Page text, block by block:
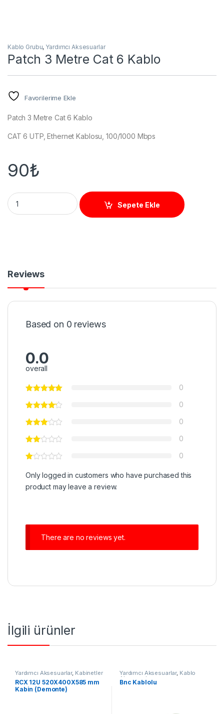
Kablo Grubu, Yardımcı Aksesuarlar
Patch 3 Metre Cat 6 Kablo
Favorilerime Ekle
Patch 3 Metre Cat 6 Kablo
CAT 6 UTP, Ethernet Kablosu, 100/1000 Mbps
90₺
Patch 3 Metre Cat 6 Kablo quantity
Sepete Ekle
Reviews
Based on 0 reviews
0.0
overall
0
0
0
0
0
Only logged in customers who have purchased this
product may leave a review.
There are no reviews yet.
İlgili ürünler
Yardımcı Aksesuarlar, Kabinetler
RCX 12U 520X400X585 mm
Kabin (Demonte)
Yardımcı Aksesuarlar, Kablo
Aksesuarları
Bnc Kablolu